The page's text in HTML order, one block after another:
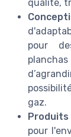
qualité,
pour
gaz.
pour